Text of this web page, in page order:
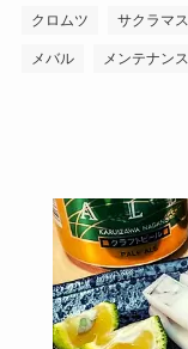
クロムツ サクラマス
メバル メンテナンス